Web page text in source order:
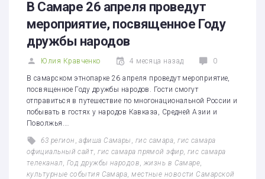
В Самаре 26 апреля проведут
мероприятие, посвященное Году
дружбы народов
Юлия Кравченко 4 месяца назад 0
В самарском этнопарке 26 апреля проведут мероприятие,
посвященное Году дружбы народов. Гости смогут
отправиться в путешествие по многонациональной России и
побывать в гостях у народов Кавказа, Средней Азии и
Поволжья.…
63 регион ,афиша Самары гис самара ,гис самара
официальный сайт ,гис самара прямой эфир гис самара
телеканал Год дружбы народов жизнь в Самаре
культурные события Самара ,местные новости Самарской